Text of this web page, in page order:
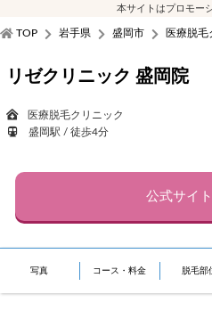
本サイトはプロモー
TOP 岩手県 盛岡市 医療脱毛
リゼクリニック 盛岡院
医療脱毛クリニック
盛岡駅 / 徒歩4分
公式サイ
写真 コース・料金 脱毛部